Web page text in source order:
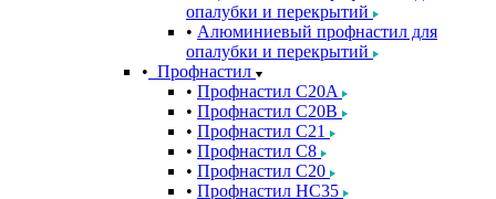
опалубки и перекрытий
Алюминиевый профнастил для
опалубки и перекрытий
Профнастил
Профнастил С20A
Профнастил С20B
Профнастил С21
Профнастил С8
Профнастил С20
Профнастил НС35